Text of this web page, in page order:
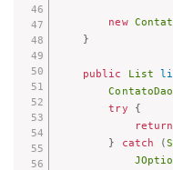
new
}
public List
ContatoDao
try
{
return
}
catch (